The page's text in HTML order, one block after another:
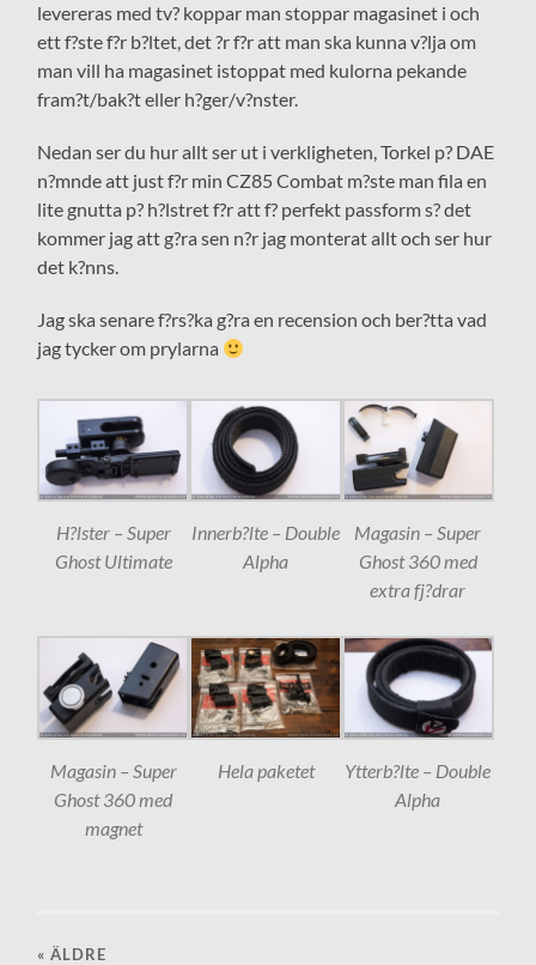
levereras med tv? koppar man stoppar magasinet i och
ett f?ste f?r b?ltet, det ?r f?r att man ska kunna v?lja om
man vill ha magasinet istoppat med kulorna pekande
fram?t/bak?t eller h?ger/v?nster.
Nedan ser du hur allt ser ut i verkligheten, Torkel p? DAE
n?mnde att just f?r min CZ85 Combat m?ste man fila en
lite gnutta p? h?lstret f?r att f? perfekt passform s? det
kommer jag att g?ra sen n?r jag monterat allt och ser hur
det k?nns.
Jag ska senare f?rs?ka g?ra en recension och ber?tta vad
jag tycker om prylarna
H?lster – Super
Ghost Ultimate
Innerb?lte – Double
Alpha
Magasin – Super
Ghost 360 med
extra fj?drar
Magasin – Super
Ghost 360 med
magnet
Hela paketet
Ytterb?lte – Double
Alpha
« ÄLDRE